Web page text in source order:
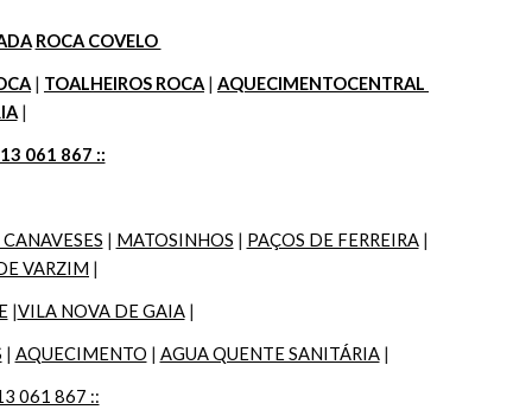
ROCA COVELO
| TOALHEIROS ROCA | AQUECIMENTOCENTRAL
|
061 867 ::
| MATOSINHOS | PAÇOS DE FERREIRA
VARZIM |
|VILA NOVA DE GAIA |
| AQUECIMENTO | AGUA QUENTE SANITÁRIA |
061 867 ::